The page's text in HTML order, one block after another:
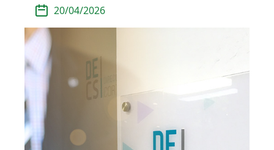
20/04/2026